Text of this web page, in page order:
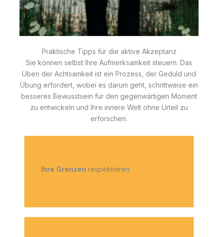
Praktische Tipps für die aktive Akzeptanz
Sie können selbst Ihre Aufmerksamkeit steuern. Das
Üben der Achtsamkeit ist ein Prozess, der Geduld und
Übung erfordert, wobei es darum geht, schrittweise ein
besseres Bewusstsein für den gegenwärtigen Moment
zu entwickeln und Ihre innere Welt ohne Urteil zu
erforschen.
Ihre Grenzen respektieren